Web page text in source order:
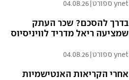
ynet ספורט |
04.08.26
בדרך להסכם? שכר העתק
שמציעה ריאל מדריד לוויניסיוס
ynet ספורט |
04.08.26
אחרי הקריאות האנטישמיות